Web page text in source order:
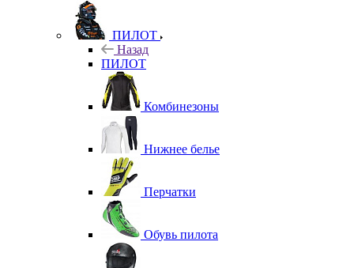
ПИЛОТ
Назад
ПИЛОТ
Комбинезоны
Нижнее белье
Перчатки
Обувь пилота